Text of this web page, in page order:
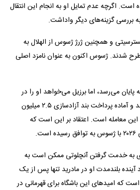
است. اگرچه عدم تمایل او به انجام این انتقال
بررسی گزینه‌های دیگر واداشت.
و همچنین ژرژ ژسوس از الهلال به
شدند. ژسوس اکنون به عنوان نامزد اصلی
پایان می‌رسد، اما برزیل می‌خواهد او را در
هفته‌های آینده استخدام کند و آماده پرداخت بند آزادسازی ۲.۵ میلیون
این معامله است. اعتقاد بر این است که
به خدمت گرفتن آنچلوتی ممکن است به
آینده بلندمدت او در مادرید تنها پس از یک
که امید‌های این باشگاه برای قهرمانی در